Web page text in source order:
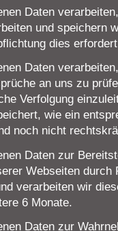
Daten
und speichern
dies
Daten
an uns zu
Verfolgung
wie ein
noch nicht
Daten zur
Webseiten durch
verarbeiten wir
6 Monate.
Daten zur